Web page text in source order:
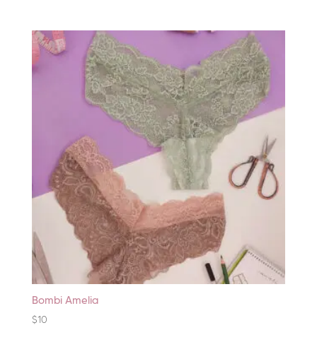
Bombi Amelia
$10